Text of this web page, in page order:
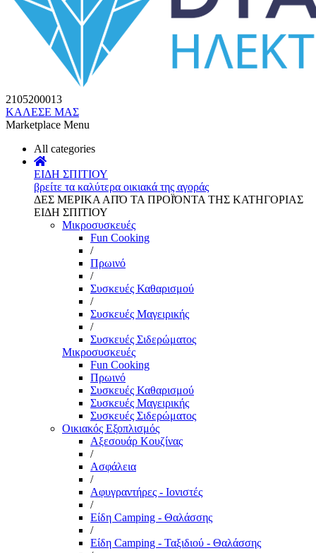
2105200013
ΚΑΛΕΣΕ ΜΑΣ
Marketplace Menu
All categories
ΕΙΔΗ ΣΠΙΤΙΟΥ
βρείτε τα καλύτερα οικιακά της αγοράς
ΔΕΣ ΜΕΡΙΚΑ ΑΠΌ ΤΑ ΠΡΟΪΌΝΤΑ ΤΗΣ ΚΑΤΗΓΟΡΙΑΣ
ΕΙΔΗ ΣΠΙΤΙΟΥ
Μικροσυσκευές
Fun Cooking
/
Πρωινό
/
Συσκευές Καθαρισμού
/
Συσκευές Μαγειρικής
/
Συσκευές Σιδερώματος
Μικροσυσκευές
Fun Cooking
Πρωινό
Συσκευές Καθαρισμού
Συσκευές Μαγειρικής
Συσκευές Σιδερώματος
Οικιακός Εξοπλισμός
Αξεσουάρ Κουζίνας
/
Ασφάλεια
/
Αφυγραντήρες - Ιονιστές
/
Είδη Camping - Θαλάσσης
/
Είδη Camping - Ταξιδιού - Θαλάσσης